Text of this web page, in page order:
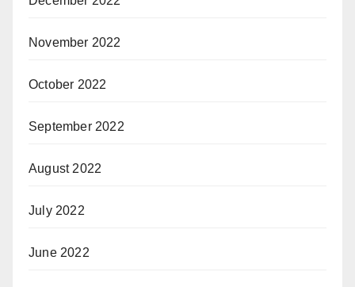
November 2022
October 2022
September 2022
August 2022
July 2022
June 2022